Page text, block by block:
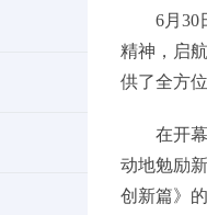
6月30日
精神，启
供了全方
在开幕式
动地勉励
创新篇》